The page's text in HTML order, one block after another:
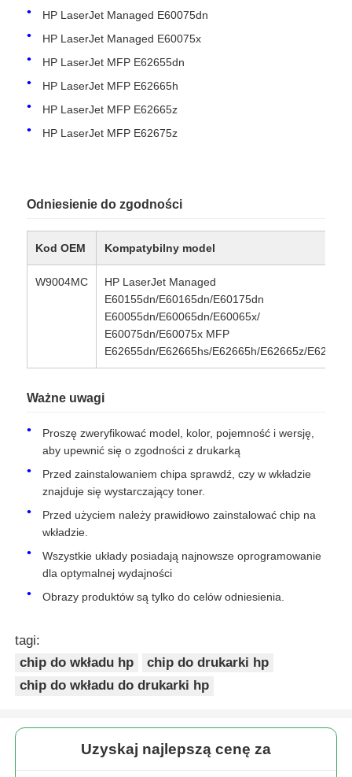
Skontaktuj się z nami
HP Toneer Chip
Xerox Toner Chip
Układ scalony do tonera Lexmark
Chip tonera Kyocera
Chip do tonera Samsung
Układ scalony do tonera Canon
Chip tonera Brother
Minolta Toner Chip
Ricoh Toner Chip
Ostrzejszy chip
HP LaserJet Managed E60075dn
HP LaserJet Managed E60075x
HP LaserJet MFP E62655dn
HP LaserJet MFP E62665h
HP LaserJet MFP E62665z
HP LaserJet MFP E62675z
Odniesienie do zgodności
Kod OEM Kompatybilny model
W9004MC
HP LaserJet Managed
E60155dn/E60165dn/E60175dn
E60055dn/E60065dn/E60065x/
E60075dn/E60075x MFP
E62655dn/E62665hs/E62665h/E62665z/E62675z
Ważne uwagi
Proszę zweryfikować model, kolor, pojemność i wersję,
aby upewnić się o zgodności z drukarką
Przed zainstalowaniem chipa sprawdź, czy w wkładzie
znajduje się wystarczający toner.
Przed użyciem należy prawidłowo zainstalować chip na
wkładzie.
Wszystkie układy posiadają najnowsze oprogramowanie
dla optymalnej wydajności
Obrazy produktów są tylko do celów odniesienia.
tagi:
chip do wkładu hp
chip do drukarki hp
chip do wkładu do drukarki hp
Uzyskaj najlepszą cenę za